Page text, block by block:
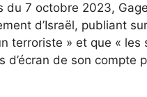
du 7 octobre 2023,
d’Israël, publiant
terroriste » et que «
d’écran de son compte